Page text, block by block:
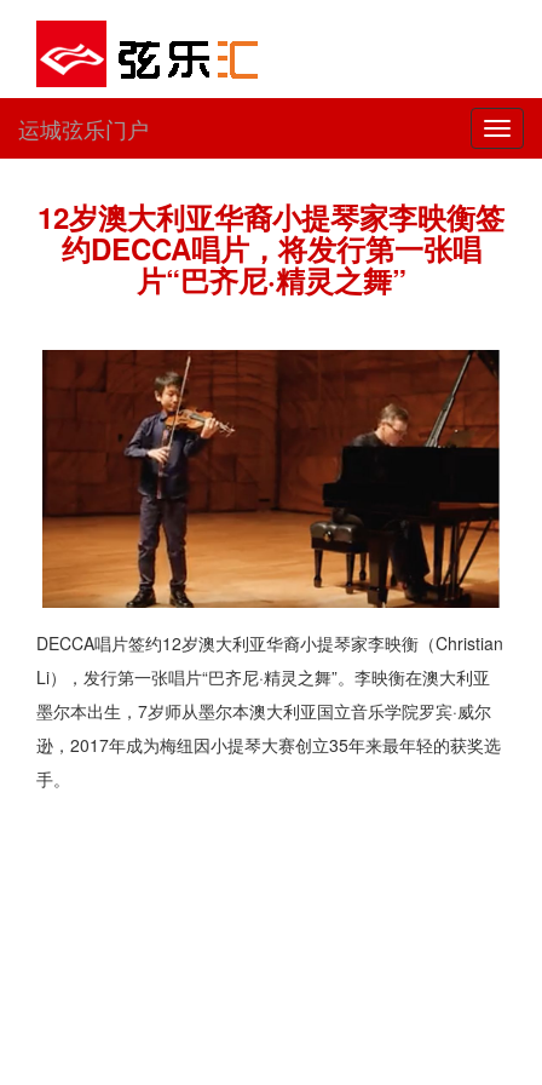
切
换
航
运城弦乐门户
12岁澳大利亚华裔小提琴家李映衡签
约DECCA唱片，将发行第一张唱
片“巴齐尼·精灵之舞”
DECCA唱片签约12岁澳大利亚华裔小提琴家李映衡（Christian
Li），发行第一张唱片“巴齐尼·精灵之舞”。李映衡在澳大利亚
墨尔本出生，7岁师从墨尔本澳大利亚国立音乐学院罗宾·威尔
逊，2017年成为梅纽因小提琴大赛创立35年来最年轻的获奖选
手。